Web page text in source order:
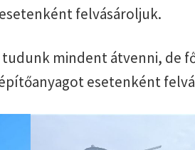
felvásároljuk.
mindent átvenni, de
esetenként